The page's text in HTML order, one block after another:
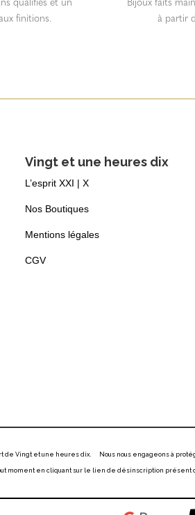
finitions.
à partir
Vingt et une heures dix
L’esprit XXI | X
Nos Boutiques
Mentions légales
CGV
de Vingt et une heures dix. Nous nous engageons à
en cliquant sur le lien de désinscription présent